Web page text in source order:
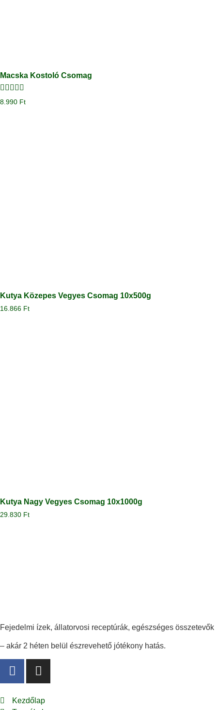
Macska Kostoló Csomag
Értékelés:
4.00
8.990 Ft
Kutya Közepes Vegyes Csomag 10x500g
16.866 Ft
Kutya Nagy Vegyes Csomag 10x1000g
29.830 Ft
Fejedelmi ízek, állatorvosi receptúrák, egészséges összetevők
– akár 2 héten belül észrevehető jótékony hatás.
Kezdőlap